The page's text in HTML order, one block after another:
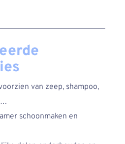
van zeep, shampoo,
…
schoonmaken en